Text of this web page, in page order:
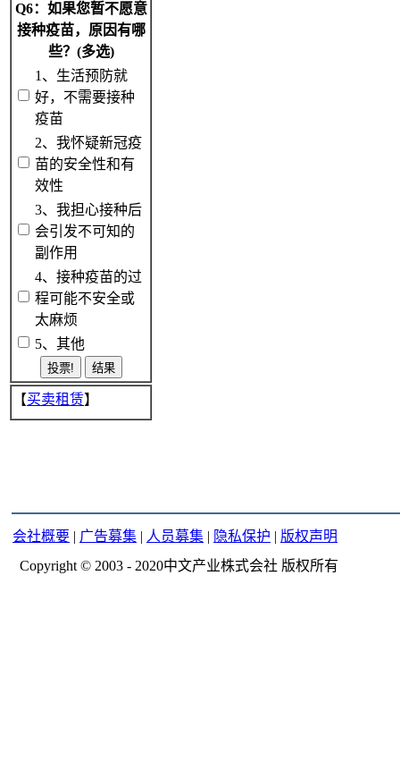
Q6：如果您暂不愿意
接种疫苗，原因有哪
些？(多选)
1、生活预防就
好，不需要接种
疫苗
2、我怀疑新冠疫
苗的安全性和有
效性
3、我担心接种后
会引发不可知的
副作用
4、接种疫苗的过
程可能不安全或
太麻烦
5、其他
【买卖租赁】
会社概要 | 广告募集 | 人员募集 | 隐私保护 | 版权声明
Copyright © 2003 - 2020中文产业株式会社 版权所有